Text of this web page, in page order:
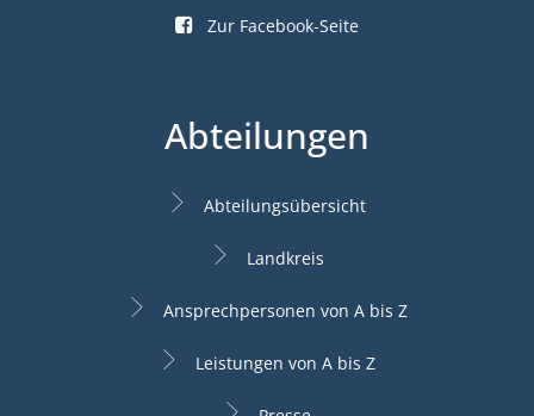
Zur Facebook-Seite
Abteilungen
Abteilungsübersicht
Landkreis
Ansprechpersonen von A bis Z
Leistungen von A bis Z